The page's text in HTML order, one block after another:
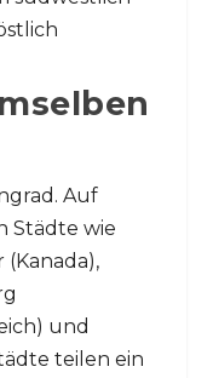
Auf
Städte wie
(Kanada),
und
teilen ein